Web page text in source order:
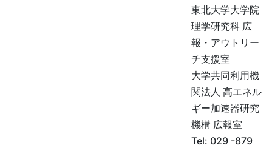
東北大学大学院
理学研究科 広
報・アウトリー
チ支援室
大学共同利用機
関法人 高エネル
ギー加速器研究
機構 広報室
Tel: 029 -879